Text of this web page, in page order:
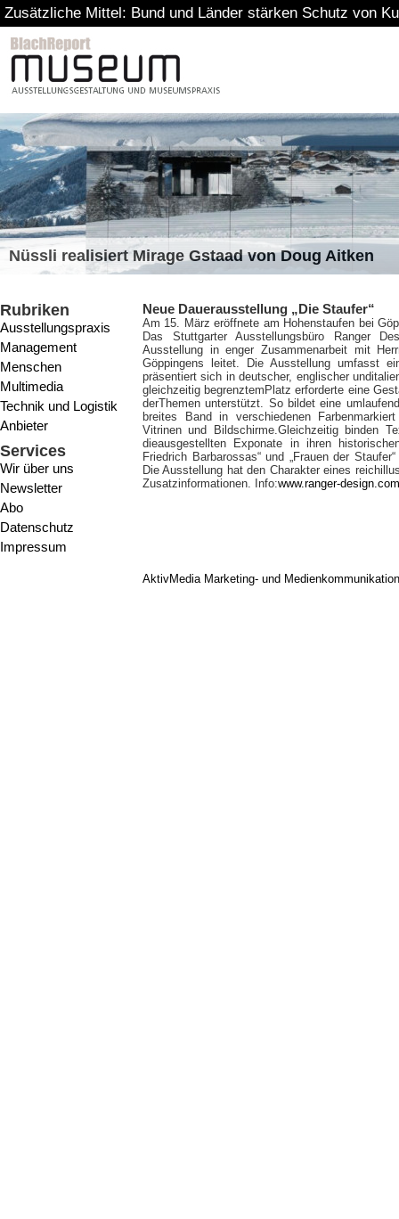
Zusätzliche Mittel: Bund und Länder stärken Schutz von
Nüssli realisiert Mirage Gstaad von Doug Aitken
Rubriken
Ausstellungspraxis
Management
Menschen
Multimedia
Technik und Logistik
Anbieter
Services
Wir über uns
Newsletter
Abo
Datenschutz
Impressum
Neue Dauerausstellung „Die Staufer“
Am 15. März eröffnete am Hohenstaufen bei
Das Stuttgarter Ausstellungsbüro Ranger
Ausstellung in enger Zusammenarbeit mit
Göppingens leitet. Die Ausstellung umfasst
präsentiert sich in deutscher, englischer
gleichzeitig begrenztemPlatz erforderte eine
derThemen unterstützt. So bildet eine
breites Band in verschiedenen
Vitrinen und Bildschirme.Gleichzeitig binden
dieausgestellten Exponate in ihren
Friedrich Barbarossas“ und „Frauen der
Die Ausstellung hat den Charakter eines
Zusatzinformationen. Info:www.ranger-design.com
AktivMedia Marketing- und